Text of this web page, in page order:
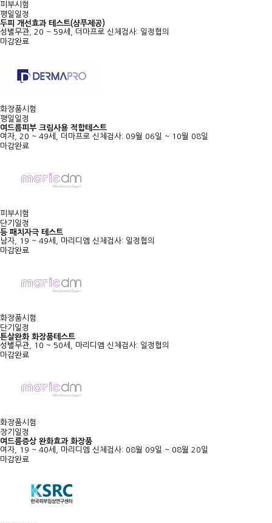
피부시험
평일일정
두피 개선효과 테스트(샴푸제공)
성별무관, 20 ~ 59세, 더마프로 신체검사: 일정협의
마감완료
화장품시험
평일일정
여드름피부 크림사용 적합테스트
여자, 20 ~ 49세, 더마프로 신체검사: 09월 06일 ~ 10월 08일
마감완료
피부시험
단기일정
등 패치자극 테스트
남자, 19 ~ 49세, 마리디엠 신체검사: 일정협의
마감완료
화장품시험
단기일정
튼살완화 화장품테스트
성별무관, 10 ~ 50세, 마리디엠 신체검사: 일정협의
마감완료
화장품시험
장기일정
여드름증상 완화효과 화장품
여자, 19 ~ 40세, 마리디엠 신체검사: 08월 09일 ~ 08월 20일
마감완료